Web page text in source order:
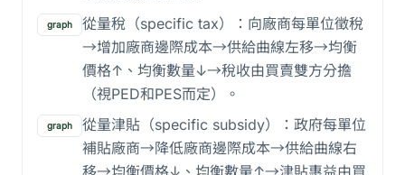
graph
從量稅（specific tax）：向廠商每單位徵稅
→增加廠商邊際成本→供給曲線左移→均衡
價格↑、均衡數量↓→稅收由買賣雙方分擔
（視PED和PES而定）。
graph
從量津貼（specific subsidy）：政府每單位
補貼廠商→降低廠商邊際成本→供給曲線右
移→均衡價格↓、均衡數量↑→津貼惠益由買